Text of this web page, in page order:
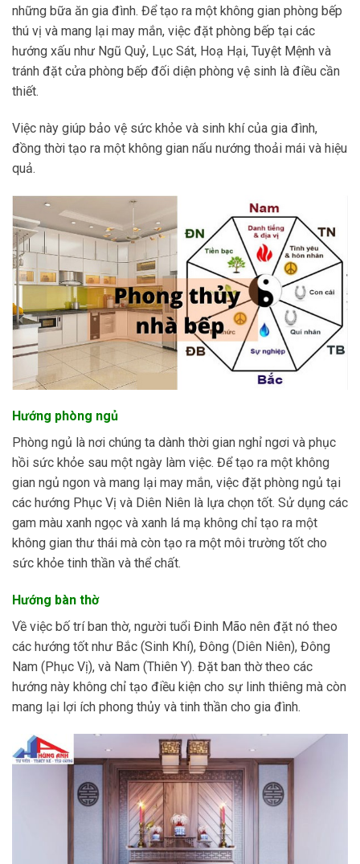
những bữa ăn gia đình. Để tạo ra một không gian phòng bếp
thú vị và mang lại may mắn, việc đặt phòng bếp tại các
hướng xấu như Ngũ Quỷ, Lục Sát, Hoạ Hại, Tuyệt Mệnh và
tránh đặt cửa phòng bếp đối diện phòng vệ sinh là điều cần
thiết.
Việc này giúp bảo vệ sức khỏe và sinh khí của gia đình,
đồng thời tạo ra một không gian nấu nướng thoải mái và hiệu
quả.
Hướng phòng ngủ
Phòng ngủ là nơi chúng ta dành thời gian nghỉ ngơi và phục
hồi sức khỏe sau một ngày làm việc. Để tạo ra một không
gian ngủ ngon và mang lại may mắn, việc đặt phòng ngủ tại
các hướng Phục Vị và Diên Niên là lựa chọn tốt. Sử dụng các
gam màu xanh ngọc và xanh lá mạ không chỉ tạo ra một
không gian thư thái mà còn tạo ra một môi trường tốt cho
sức khỏe tinh thần và thể chất.
Hướng bàn thờ
Về việc bố trí ban thờ, người tuổi Đinh Mão nên đặt nó theo
các hướng tốt như Bắc (Sinh Khí), Đông (Diên Niên), Đông
Nam (Phục Vị), và Nam (Thiên Y). Đặt ban thờ theo các
hướng này không chỉ tạo điều kiện cho sự linh thiêng mà còn
mang lại lợi ích phong thủy và tinh thần cho gia đình.